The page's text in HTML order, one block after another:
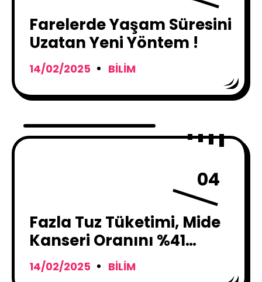
Farelerde Yaşam Süresini
Uzatan Yeni Yöntem !
14/02/2025 BILIM
04
Fazla Tuz Tüketimi, Mide
Kanseri Oranını %41
Artırıyor
14/02/2025 BILIM